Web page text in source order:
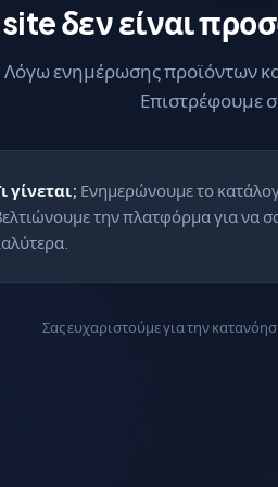
δεν είναι
Λόγω ενημέρωσης προϊόντων
Επιστρέφουμε
γίνεται; Ενημερώνουμε το
την πλατφόρμα για να
Σας ευχαριστούμε για την